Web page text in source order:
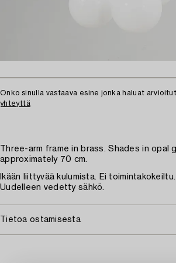
Onko sinulla vastaava esine jonka haluat
yhteyttä
Three-arm frame in brass. Shades in opal
approximately 70 cm.
Ikään liittyvää kulumista. Ei
Uudelleen vedetty sähkö.
Tietoa ostamisesta